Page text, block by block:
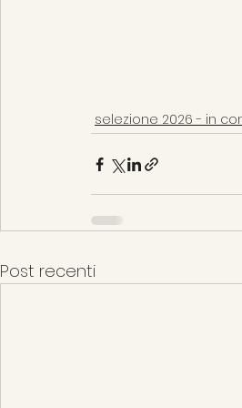
selezione 2026 - in
Post recenti